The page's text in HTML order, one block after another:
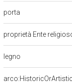
porta
proprietà Ente
legno